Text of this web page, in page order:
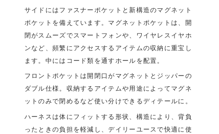
サイドにはファスナーポケットと新構造のマグネット
ポケットを備えています。マグネットポケットは、開
閉がスムーズでスマートフォンや、ワイヤレスイヤホ
ンなど、頻繁にアクセスするアイテムの収納に重宝し
ます。中にはコード類を通すホールを配置。
フロントポケットは開閉口がマグネットとジッパーの
ダブル仕様。収納するアイテムや用途によってマグネ
ットのみで閉めるなど使い分けできるディテールに。
ハーネスは体にフィットする形状、構造により、背負
ったときの負担を軽減し、デイリーユースで快適に使